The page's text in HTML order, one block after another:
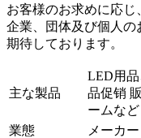
お客様のお求めに応
企業、団体及び個人の
期待しております。
主な製品
LED用
品促销
ームなど
業態
メーカ